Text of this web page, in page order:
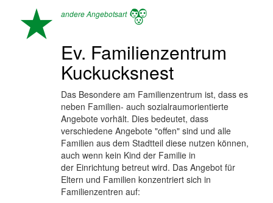
andere Angebotsart
Ev. Familienzentrum
Kuckucksnest
Das Besondere am Familienzentrum ist, dass es
neben Familien- auch sozialraumorientierte
Angebote vorhält. Dies bedeutet, dass
verschiedene Angebote "offen" sind und alle
Familien aus dem Stadtteil diese nutzen können,
auch wenn kein Kind der Familie in
der Einrichtung betreut wird. Das Angebot für
Eltern und Familien konzentriert sich in
Familienzentren auf: